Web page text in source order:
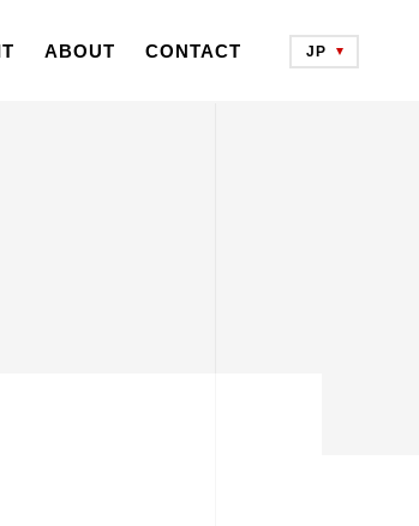
ABOUT CONTACT JP